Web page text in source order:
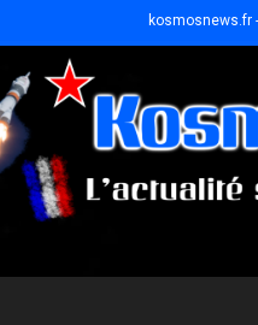
kosmosnews.fr